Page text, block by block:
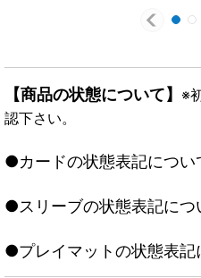
【商品の状態について】 ※
認下さい。
●カードの状態表記につい
●スリーブの状態表記につ
●プレイマットの状態表記